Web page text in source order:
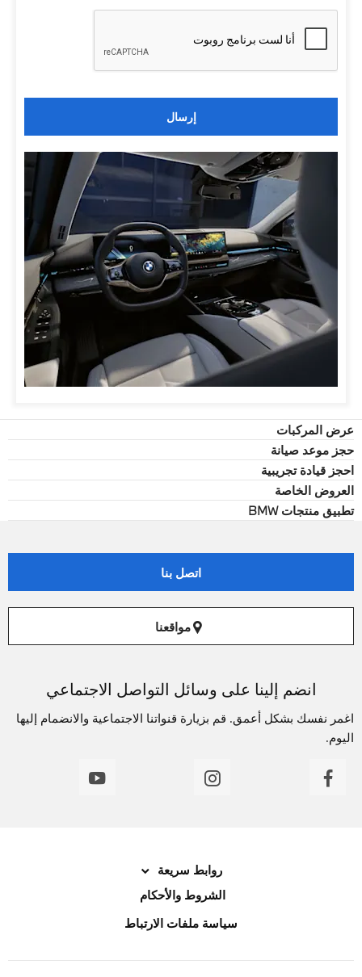
إرسال
عرض المركبات
حجز موعد صيانة
احجز قيادة تجريبية
العروض الخاصة
تطبيق منتجات BMW
اتصل بنا
مواقعنا
انضم إلينا على وسائل التواصل الاجتماعي
اغمر نفسك بشكل أعمق. قم بزيارة قنواتنا الاجتماعية والانضمام إليها
اليوم.
روابط سريعة
الشروط والأحكام
سياسة ملفات الارتباط